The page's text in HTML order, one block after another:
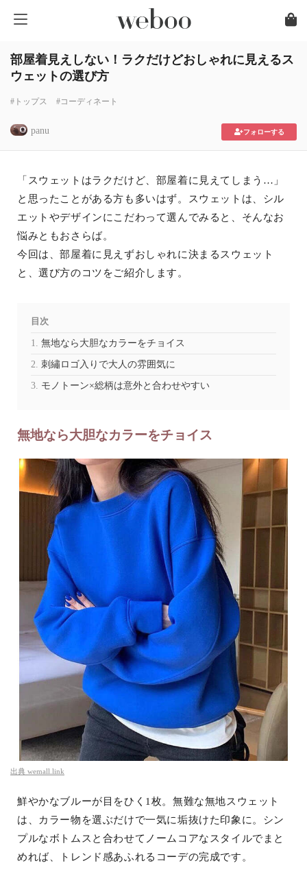
部屋着見えしない！ラクだけどおしゃれに見えるス
ウェットの選び方
#トップス #コーディネート
panu フォローする
「スウェットはラクだけど、部屋着に見えてしまう…」
と思ったことがある方も多いはず。スウェットは、シル
エットやデザインにこだわって選んでみると、そんなお
悩みともおさらば。
今回は、部屋着に見えずおしゃれに決まるスウェット
と、選び方のコツをご紹介します。
目次
無地なら大胆なカラーをチョイス
刺繡ロゴ入りで大人の雰囲気に
モノトーン×総柄は意外と合わせやすい
無地なら大胆なカラーをチョイス
出典 wemall.link
鮮やかなブルーが目をひく1枚。無難な無地スウェット
は、カラー物を選ぶだけで一気に垢抜けた印象に。シン
プルなボトムスと合わせてノームコアなスタイルでまと
めれば、トレンド感あふれるコーデの完成です。